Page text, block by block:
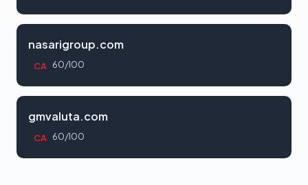
nasarigroup.com
CA 60/100
gmvaluta.com
CA 60/100